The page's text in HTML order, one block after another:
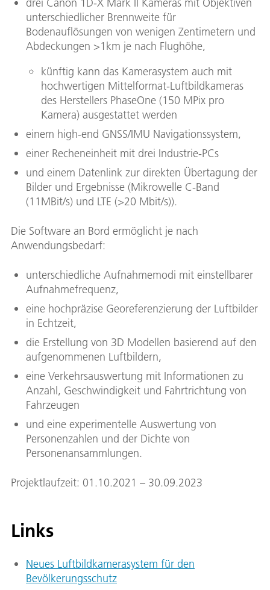
drei Canon 1D-X Mark II Kameras mit Objektiven
unterschiedlicher Brennweite für
Bodenauflösungen von wenigen Zentimetern und
Abdeckungen >1km je nach Flughöhe,
künftig kann das Kamerasystem auch mit
hochwertigen Mittelformat-Luftbildkameras
des Herstellers PhaseOne (150 MPix pro
Kamera) ausgestattet werden
einem high-end GNSS/IMU Navigationssystem,
einer Recheneinheit mit drei Industrie-PCs
und einem Datenlink zur direkten Übertagung der
Bilder und Ergebnisse (Mikrowelle C-Band
(11MBit/s) und LTE (>20 Mbit/s)).
Die Software an Bord ermöglicht je nach
Anwendungsbedarf:
unterschiedliche Aufnahmemodi mit einstellbarer
Aufnahmefrequenz,
eine hochpräzise Georeferenzierung der Luftbilder
in Echtzeit,
die Erstellung von 3D Modellen basierend auf den
aufgenommenen Luftbildern,
eine Verkehrsauswertung mit Informationen zu
Anzahl, Geschwindigkeit und Fahrtrichtung von
Fahrzeugen
und eine experimentelle Auswertung von
Personenzahlen und der Dichte von
Personenansammlungen.
Projektlaufzeit: 01.10.2021 – 30.09.2023
Links
Neues Luftbildkamerasystem für den
Bevölkerungsschutz